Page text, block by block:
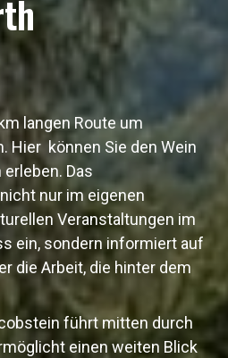
langen Route um
Hier können Sie den Wein
Das
nur im eigenen
Veranstaltungen im
ein, sondern informiert auf
die Arbeit, die hinter dem
führt mitten durch
einen weiten Blick